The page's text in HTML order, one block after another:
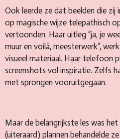
Ook leerde ze dat beelden die zij
op magische wijze telepathisch
vertoonden. Haar uitleg “ja, je
muur en voilà, meesterwerk”,
visueel materiaal. Haar telefoon
screenshots vol inspiratie. Zelfs
met sprongen vooruitgegaan.
Maar de belangrijkste les was
(uiteraard) plannen behandelde